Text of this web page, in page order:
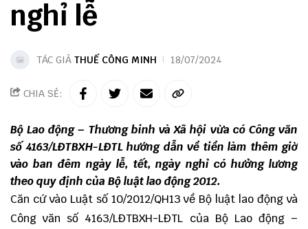
nghỉ lễ
TÁC GIẢ THUẾ CÔNG MINH 18/07/2024
CHIA SẺ:
Bộ Lao động – Thương binh và Xã hội vừa có Công văn
số 4163/LĐTBXH-LĐTL hướng dẫn về tiền làm thêm giờ
vào ban đêm ngày lễ, tết, ngày nghỉ có hưởng lương
theo quy định của Bộ luật lao động 2012.
Căn cứ vào Luật số 10/2012/QH13 về Bộ luật lao động và
Công văn số 4163/LĐTBXH-LĐTL của Bộ Lao động –